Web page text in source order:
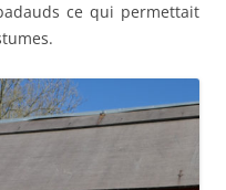
ce qui permettait